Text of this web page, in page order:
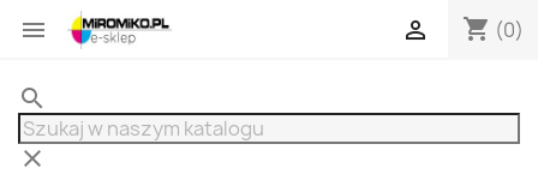
 shopping_cart (0)

search
clear